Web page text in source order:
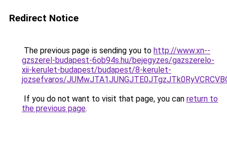
Redirect Notice
The previous page is sending you to http://www.xn--
gzszerel-budapest-6ob94s.hu/bejegyzes/gazszerelo-
xii-kerulet-budapest/budapest/8-kerulet-
jozsefvaros/
If you do not want to visit that page, you can return to
the previous page.